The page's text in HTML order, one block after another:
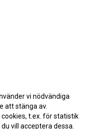
vi nödvändiga
att stänga av.
t.ex. för statistik
vill acceptera dessa.